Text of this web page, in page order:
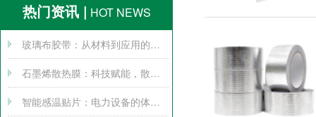
热门资讯 | HOT NEWS
玻璃布胶带：从材料到应用的全方位探索
石墨烯散热膜：科技赋能，散热无忧
智能感温贴片：电力设备的体温计